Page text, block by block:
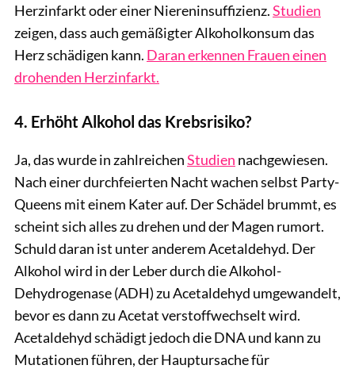
Herzinfarkt oder einer Niereninsuffizienz.Studien
zeigen, dass auch gemäßigter Alkoholkonsum das
Herz schädigen kann. Daran erkennen Frauen einen
drohenden Herzinfarkt.
4. Erhöht Alkohol das Krebsrisiko?
Ja, das wurde in zahlreichenStudien nachgewiesen.
Nach einer durchfeierten Nacht wachen selbst Party-
Queens mit einem Kater auf. Der Schädel brummt, es
scheint sich alles zu drehen und der Magen rumort.
Schuld daran ist unter anderem Acetaldehyd. Der
Alkohol wird in der Leber durch die Alkohol-
Dehydrogenase (ADH) zu Acetaldehyd umgewandelt,
bevor es dann zu Acetat verstoffwechselt wird.
Acetaldehyd schädigt jedoch die DNA und kann zu
Mutationen führen, der Hauptursache für